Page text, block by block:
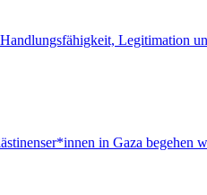
Legitimation
in Gaza